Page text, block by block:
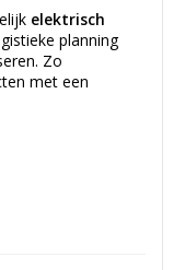
elektrisch
planning
Zo
met een